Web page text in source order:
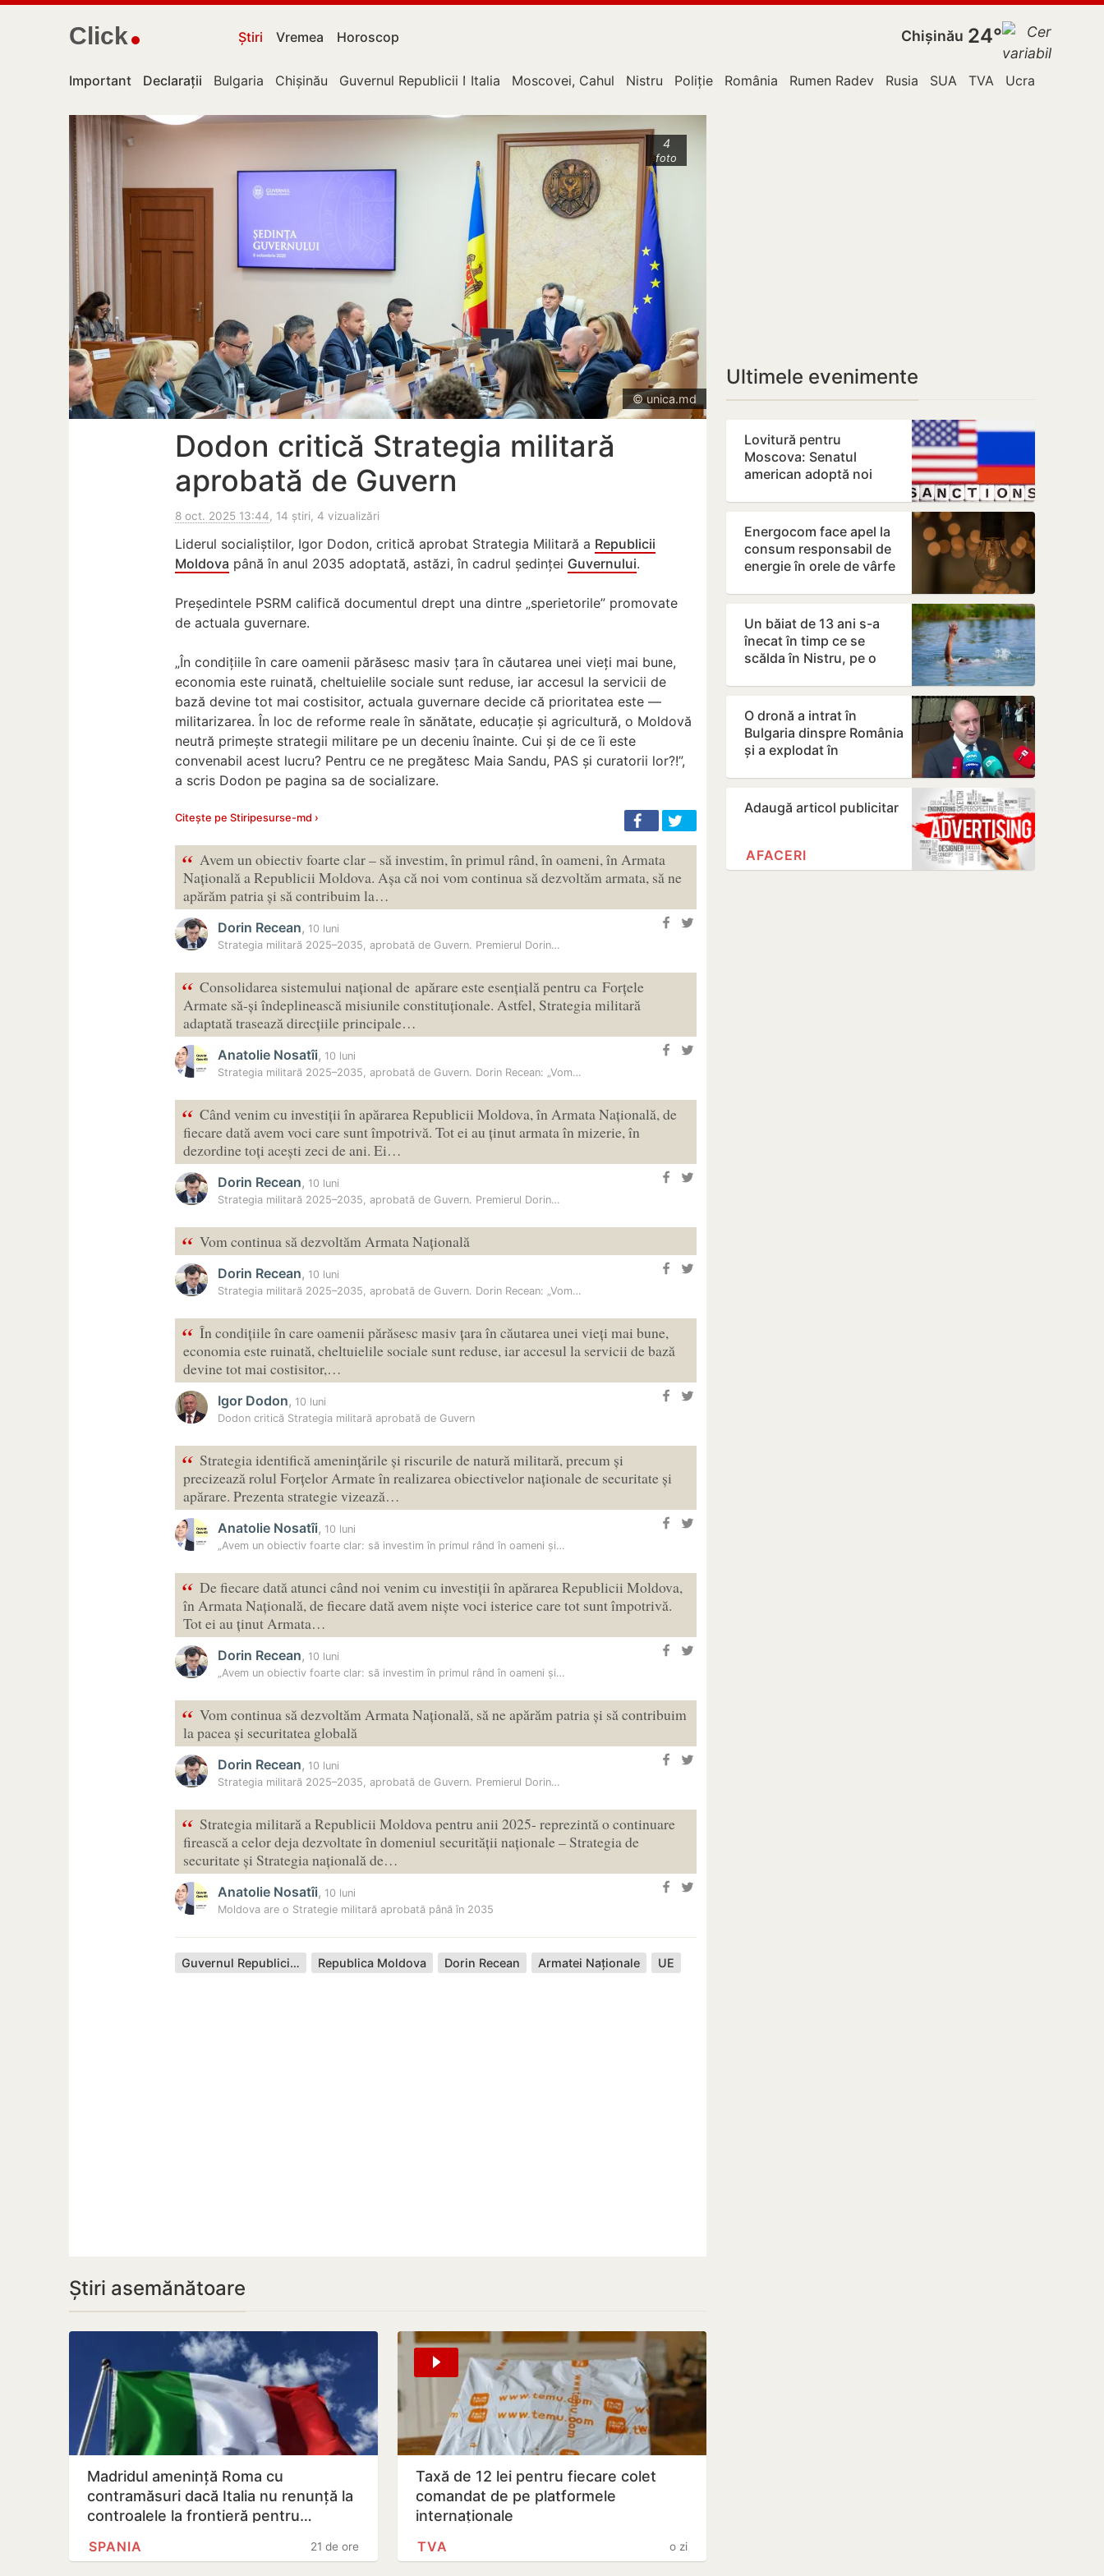
Click Știri Vremea Horoscop Chișinău 24°
Important Declarații Bulgaria Chișinău Guvernul Republicii Moldova
Italia Moscovei, Cahul Nistru Poliție România Rumen Radev Rusia SUA TVA Ucraina
4
foto
© unica.md
Dodon critică Strategia militară
aprobată de Guvern
8 oct. 2025 13:44, 14 știri, 4 vizualizări
Liderul socialiștilor, Igor Dodon, critică aprobat Strategia Militară a Republicii
Moldova până în anul 2035 adoptată, astăzi, în cadrul ședinței Guvernului.
Președintele PSRM califică documentul drept una dintre „sperietorile” promovate
de actuala guvernare.
„În condițiile în care oamenii părăsesc masiv țara în căutarea unei vieți mai bune,
economia este ruinată, cheltuielile sociale sunt reduse, iar accesul la servicii de
bază devine tot mai costisitor, actuala guvernare decide că prioritatea este —
militarizarea. În loc de reforme reale în sănătate, educație și agricultură, o Moldovă
neutră primește strategii militare pe un deceniu înainte. Cui și de ce îi este
convenabil acest lucru? Pentru ce ne pregătesc Maia Sandu, PAS și curatorii lor?!”,
a scris Dodon pe pagina sa de socializare.
Citește pe Stiripesurse-md ›
“ Avem un obiectiv foarte clar – să investim, în primul rând, în oameni, în Armata
Națională a Republicii Moldova. Așa că noi vom continua să dezvoltăm armata, să ne
apărăm patria și să contribuim la…
Dorin Recean, 10 luni
Strategia militară 2025–2035, aprobată de Guvern. Premierul Dorin…
“ Consolidarea sistemului național de apărare este esențială pentru ca Forțele
Armate să-și îndeplinească misiunile constituționale. Astfel, Strategia militară
adaptată trasează direcțiile principale…
Anatolie Nosatîi, 10 luni
Strategia militară 2025–2035, aprobată de Guvern. Dorin Recean: „Vom…
“ Când venim cu investiții în apărarea Republicii Moldova, în Armata Națională, de
fiecare dată avem voci care sunt împotrivă. Tot ei au ținut armata în mizerie, în
dezordine toți acești zeci de ani. Ei…
Dorin Recean, 10 luni
Strategia militară 2025–2035, aprobată de Guvern. Premierul Dorin…
“ Vom continua să dezvoltăm Armata Națională
Dorin Recean, 10 luni
Strategia militară 2025–2035, aprobată de Guvern. Dorin Recean: „Vom…
“ În condițiile în care oamenii părăsesc masiv țara în căutarea unei vieți mai bune,
economia este ruinată, cheltuielile sociale sunt reduse, iar accesul la servicii de bază
devine tot mai costisitor,…
Igor Dodon, 10 luni
Dodon critică Strategia militară aprobată de Guvern
“ Strategia identifică amenințările și riscurile de natură militară, precum și
precizează rolul Forțelor Armate în realizarea obiectivelor naționale de securitate și
apărare. Prezenta strategie vizează…
Anatolie Nosatîi, 10 luni
„Avem un obiectiv foarte clar: să investim în primul rând în oameni și…
“ De fiecare dată atunci când noi venim cu investiții în apărarea Republicii Moldova,
în Armata Națională, de fiecare dată avem niște voci isterice care tot sunt împotrivă.
Tot ei au ținut Armata…
Dorin Recean, 10 luni
„Avem un obiectiv foarte clar: să investim în primul rând în oameni și…
“ Vom continua să dezvoltăm Armata Națională, să ne apărăm patria și să contribuim
la pacea și securitatea globală
Dorin Recean, 10 luni
Strategia militară 2025–2035, aprobată de Guvern. Premierul Dorin…
“ Strategia militară a Republicii Moldova pentru anii 2025- reprezintă o continuare
firească a celor deja dezvoltate în domeniul securității naționale – Strategia de
securitate și Strategia națională de…
Anatolie Nosatîi, 10 luni
Moldova are o Strategie militară aprobată până în 2035
Guvernul Republicii Moldova Republica Moldova Dorin Recean Armatei Naționale UE
Știri asemănătoare
Madridul amenință Roma cu
contramăsuri dacă Italia nu renunță la
controalele la frontieră pentru…
21 de ore
SPANIA
Taxă de 12 lei pentru fiecare colet
comandat de pe platformele
internaționale
o zi
TVA
Ultimele evenimente
Lovitură pentru
Moscova: Senatul
american adoptă noi
Rusiei
Energocom face apel la
consum responsabil de
energie în orele de vârfe
Un băiat de 13 ani s-a
înecat în timp ce se
scălda în Nistru, pe o
Bender
O dronă a intrat în
Bulgaria dinspre România
și a explodat în
gazoduct
Adaugă articol publicitar
AFACERI